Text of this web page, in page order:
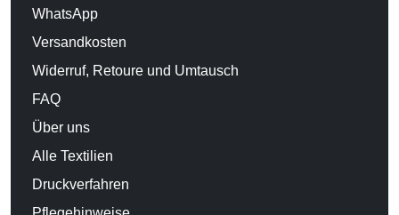
WhatsApp
Versandkosten
Widerruf, Retoure und Umtausch
FAQ
Über uns
Alle Textilien
Druckverfahren